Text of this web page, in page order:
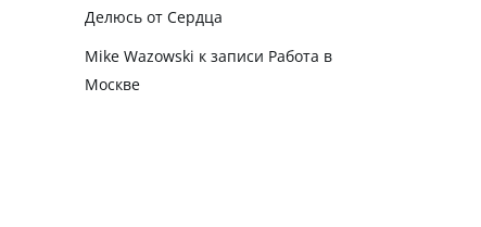
Делюсь от Сердца
Mike Wazowski к записи Работа в
Москве